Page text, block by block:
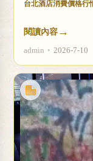
台北酒店消費價格行
閱讀內容 →
admin • 2026-7-10